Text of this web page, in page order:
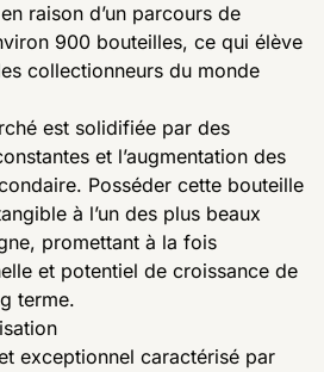
raison d’un parcours de
900 bouteilles, ce qui élève
collectionneurs du monde
est solidifiée par des
et l’augmentation des
Posséder cette bouteille
à l’un des plus beaux
promettant à la fois
et potentiel de croissance de
terme.
exceptionnel caractérisé par